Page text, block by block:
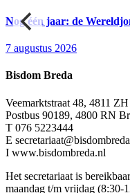
Nog één jaar: de
7 augustus 2026
Bisdom Breda
Veemarktstraat 48, 4811
Postbus 90189, 4800 RN
T 076 5223444
E
I www.bisdombreda.nl
Het secretariaat is
maandag t/m vrijdag (8:30-